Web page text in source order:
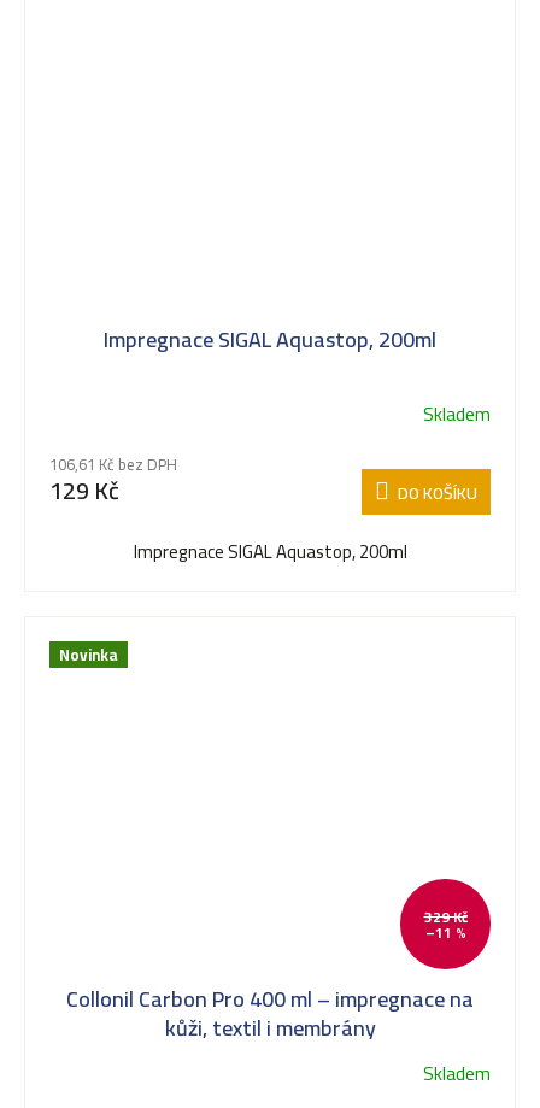
Impregnace SIGAL Aquastop, 200ml
Skladem
106,61 Kč bez DPH
129 Kč DO KOŠÍKU
Impregnace SIGAL Aquastop, 200ml
Novinka
329 Kč
–11 %
Collonil Carbon Pro 400 ml – impregnace na
kůži, textil i membrány
Skladem